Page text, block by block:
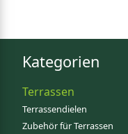
Kategorien
Terrassen
Terrassendielen
Zubehör für Terrassen